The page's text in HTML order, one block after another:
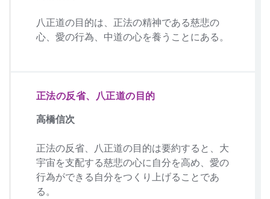
八正道の目的は、正法の精神である慈悲の
心、愛の行為、中道の心を養うことにある。
正法の反省、八正道の目的
高橋信次
正法の反省、八正道の目的は要約すると、大
宇宙を支配する慈悲の心に自分を高め、愛の
行為ができる自分をつくり上げることであ
る。